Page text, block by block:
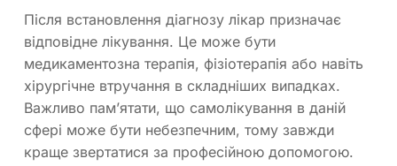
Після встановлення діагнозу лікар призначає
відповідне лікування. Це може бути
медикаментозна терапія, фізіотерапія або навіть
хірургічне втручання в складніших випадках.
Важливо пам’ятати, що самолікування в даній
сфері може бути небезпечним, тому завжди
краще звертатися за професійною допомогою.